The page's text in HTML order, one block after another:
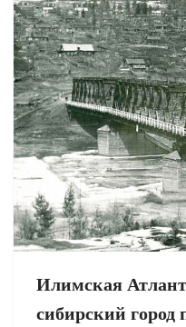
Илимская
сибирский город